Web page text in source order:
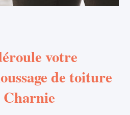
votre
de toiture